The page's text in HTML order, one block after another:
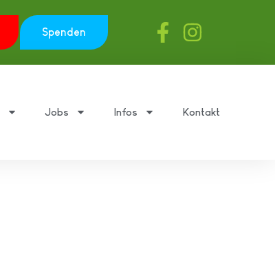
Spenden
Jobs Infos Kontakt